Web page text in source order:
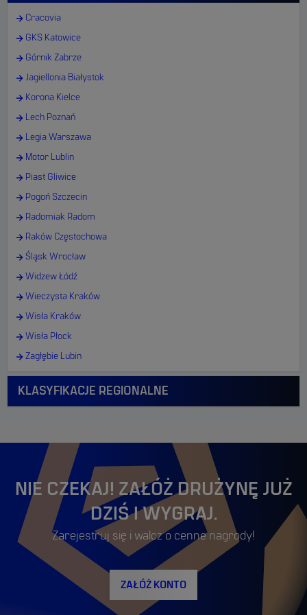
Cracovia
GKS Katowice
Górnik Zabrze
Jagiellonia Białystok
Korona Kielce
Lech Poznań
Legia Warszawa
Motor Lublin
Piast Gliwice
Pogoń Szczecin
Radomiak Radom
Raków Częstochowa
Śląsk Wrocław
Widzew Łódź
Wieczysta Kraków
Wisła Kraków
Wisła Płock
Zagłębie Lubin
KLASYFIKACJE REGIONALNE
NIE CZEKAJ! ZAŁÓŻ DRUŻYNĘ JUŻ
DZIŚ I WYGRAJ.
Zarejestruj się i walcz o cenne nagrody!
ZAŁÓŻ KONTO